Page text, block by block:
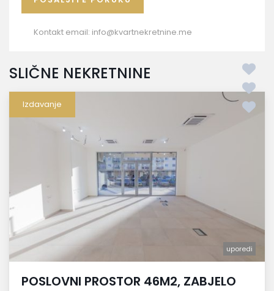
Kontakt email: info@kvartnekretnine.me
SLIČNE NEKRETNINE
Izdavanje
uporedi
POSLOVNI PROSTOR 46M2, ZABJELO